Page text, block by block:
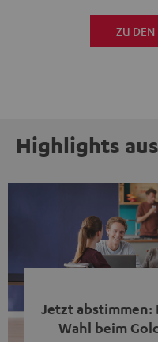
ZU DEN
Highlights
Jetzt abstimmen:
Wahl beim